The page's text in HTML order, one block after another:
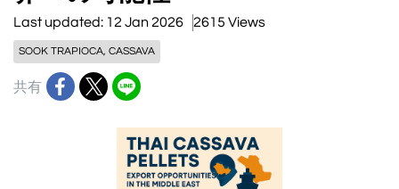
Last updated: 12 Jan 2026 2615 Views
SOOK TRAPIOCA, CASSAVA
共有